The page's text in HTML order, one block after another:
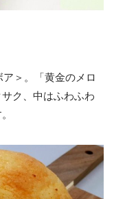
＞。「黄金のメロ
ク、中はふわふわ